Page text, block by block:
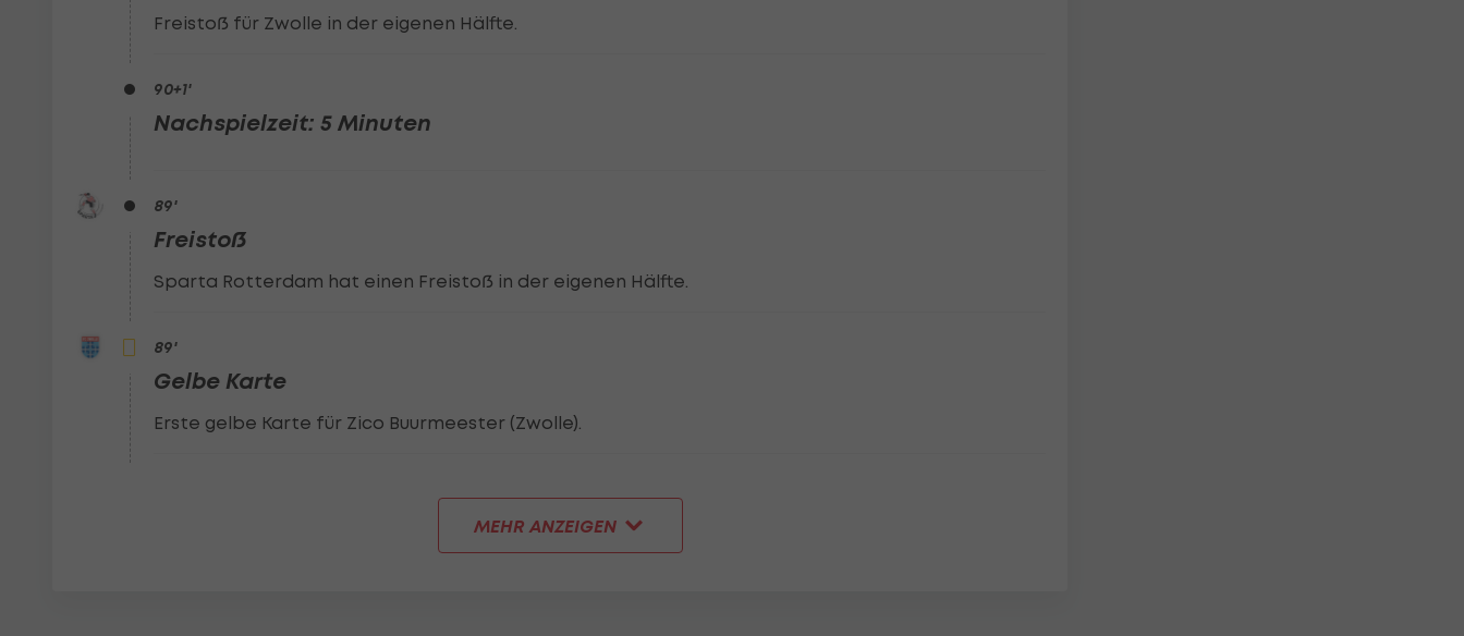
Freistoß für Zwolle in der eigenen Hälfte.
90+1'
Nachspielzeit: 5 Minuten
89'
Freistoß
Sparta Rotterdam hat einen Freistoß in der eigenen Hälfte.
89'
Gelbe Karte
Erste gelbe Karte für Zico Buurmeester (Zwolle).
MEHR ANZEIGEN